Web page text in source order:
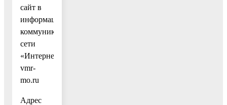
сайт в
информационно-
коммуникационной
сети
«Интернет»:
vmr-
mo.ru
Адрес